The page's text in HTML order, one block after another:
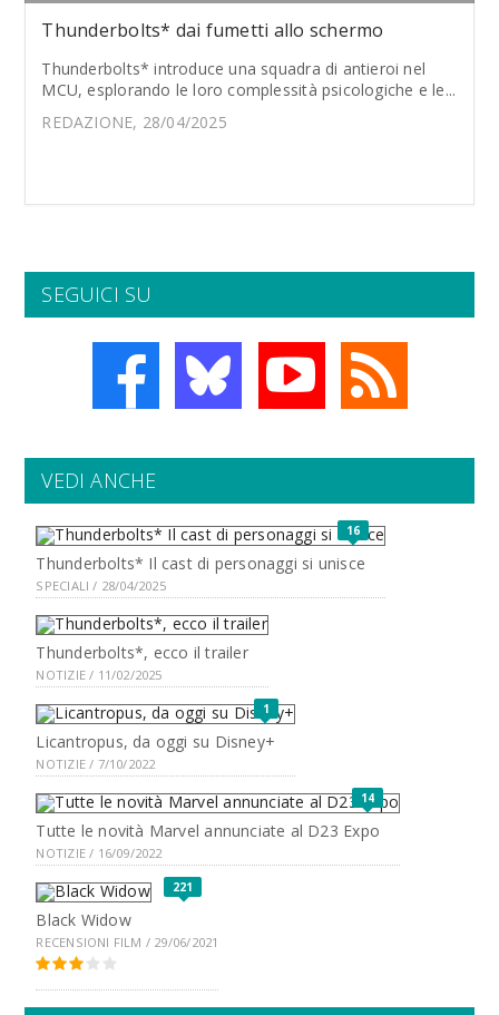
Thunderbolts* dai fumetti allo schermo
Thunderbolts* introduce una squadra di antieroi nel
MCU, esplorando le loro complessità psicologiche e le...
REDAZIONE, 28/04/2025
SEGUICI SU
VEDI ANCHE
16
Thunderbolts* Il cast di personaggi si unisce
SPECIALI / 28/04/2025
Thunderbolts*, ecco il trailer
NOTIZIE / 11/02/2025
1
Licantropus, da oggi su Disney+
NOTIZIE / 7/10/2022
14
Tutte le novità Marvel annunciate al D23 Expo
NOTIZIE / 16/09/2022
221
Black Widow
RECENSIONI FILM / 29/06/2021